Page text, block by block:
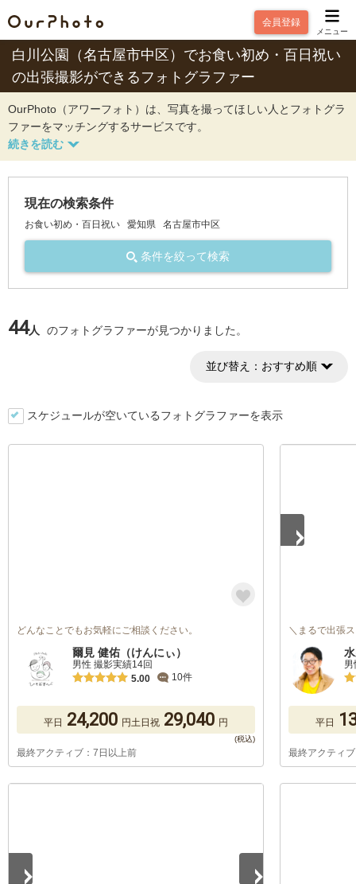
会員登録
メニュー
白川公園（名古屋市中区）でお食い初め・百日祝い
の出張撮影ができるフォトグラファー
OurPhoto（アワーフォト）は、写真を撮ってほしい人とフォトグラ
ファーをマッチングするサービスです。
現在の検索条件
お食い初め・百日祝い 愛知県 名古屋市中区
条件を絞って検索
44人 のフォトグラファーが見つかりました。
並び替え： おすすめ順
スケジュールが空いているフォトグラファーを表示
どんなことでもお気軽にご相談ください。
爾見 健佑（けんにぃ）
男性 撮影実績14回
5.00
10件
平日 24,200 円土日祝 29,040 円
最終アクティブ：7日以上前
＼まるで出張
平日
最終アクティ